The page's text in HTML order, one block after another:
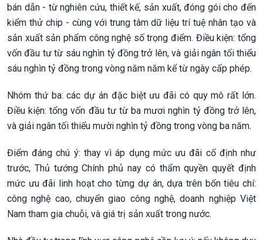
bán dẫn - từ nghiên cứu, thiết kế, sản xuất, đóng gói cho đến
kiểm thử chip - cùng với trung tâm dữ liệu trí tuệ nhân tạo và
sản xuất sản phẩm công nghệ số trọng điểm. Điều kiện: tổng
vốn đầu tư từ sáu nghìn tỷ đồng trở lên, và giải ngân tối thiểu
sáu nghìn tỷ đồng trong vòng năm năm kể từ ngày cấp phép.
Nhóm thứ ba: các dự án đặc biệt ưu đãi có quy mô rất lớn.
Điều kiện: tổng vốn đầu tư từ ba mươi nghìn tỷ đồng trở lên,
và giải ngân tối thiểu mười nghìn tỷ đồng trong vòng ba năm.
Điểm đáng chú ý: thay vì áp dụng mức ưu đãi cố định như
trước, Thủ tướng Chính phủ nay có thẩm quyền quyết định
mức ưu đãi linh hoạt cho từng dự án, dựa trên bốn tiêu chí:
công nghệ cao, chuyển giao công nghệ, doanh nghiệp Việt
Nam tham gia chuỗi, và giá trị sản xuất trong nước.